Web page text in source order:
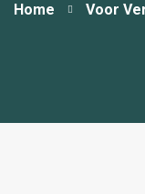
Home Voor